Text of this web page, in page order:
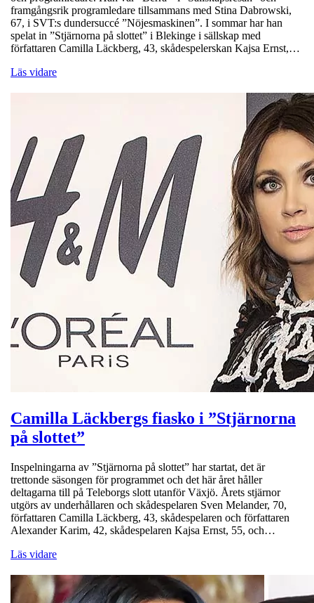
framgångsrik programledare tillsammans med Stina Dabrowski,
67, i SVT:s dundersuccé ”Nöjesmaskinen”. I sommar har han
spelat in ”Stjärnorna på slottet” i Blekinge i sällskap med
författaren Camilla Läckberg, 43, skådespelerskan Kajsa Ernst,…
Läs vidare
Camilla Läckbergs fiasko i ”Stjärnorna
på slottet”
Inspelningarna av ”Stjärnorna på slottet” har startat, det är
trettonde säsongen för programmet och det här året håller
deltagarna till på Teleborgs slott utanför Växjö. Årets stjärnor
utgörs av underhållaren och skådespelaren Sven Melander, 70,
författaren Camilla Läckberg, 43, skådespelaren och författaren
Alexander Karim, 42, skådespelaren Kajsa Ernst, 55, och…
Läs vidare